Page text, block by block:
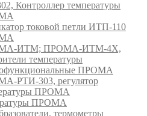
Контроллер температуры
токовой петли ИТП-110
ИТМ; ПРОМА-ИТМ-4Х,
температуры
ПРОМА
РТИ-303, регулятор
ПРОМА
ПРОМА
термометры